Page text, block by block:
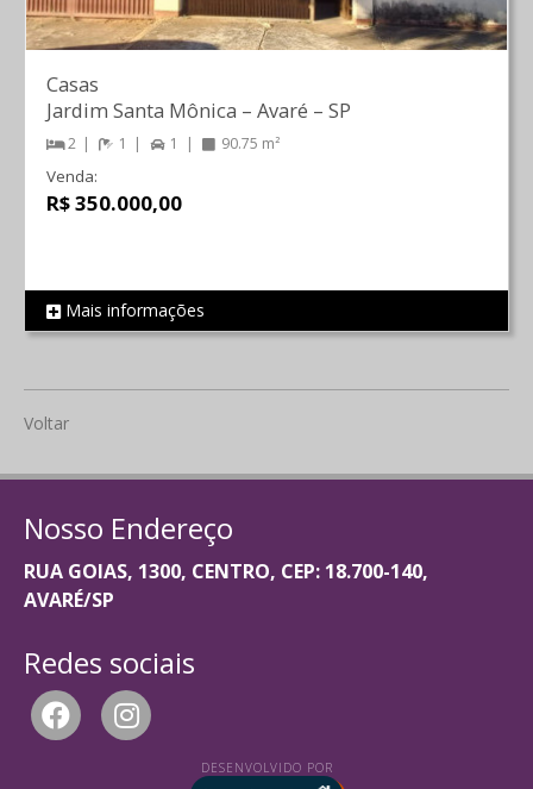
REF 1062
Casas
Jardim Santa Mônica – Avaré – SP
2 1 1 90.75 m²
Venda:
R$ 350.000,00
Mais informações
Voltar
Nosso Endereço
RUA GOIAS, 1300, CENTRO, CEP: 18.700-140,
AVARÉ/SP
Redes sociais
DESENVOLVIDO POR